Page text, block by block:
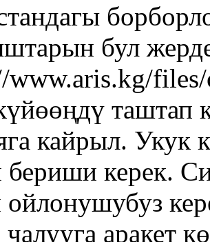
бул
www.aris.kg/
таштап
кайрыл. Укук
бериши керек.
ойлонушубуз
аракет